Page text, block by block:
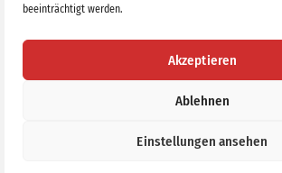
beeinträchtigt werden.
Akzeptieren
Ablehnen
Einstellungen ansehen
designed by smijle Web Solutions